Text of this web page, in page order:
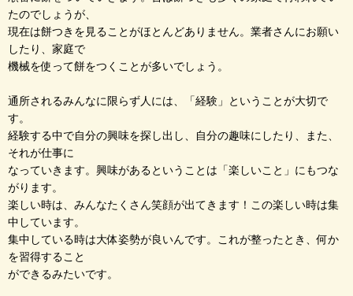
たのでしょうが、
現在は餅つきを見ることがほとんどありません。業者さんにお願い
したり、家庭で
機械を使って餅をつくことが多いでしょう。
通所されるみんなに限らず人には、「経験」ということが大切で
す。
経験する中で自分の興味を探し出し、自分の趣味にしたり、また、
それが仕事に
なっていきます。興味があるということは「楽しいこと」にもつな
がります。
楽しい時は、みんなたくさん笑顔が出てきます！この楽しい時は集
中しています。
集中している時は大体姿勢が良いんです。これが整ったとき、何か
を習得すること
ができるみたいです。